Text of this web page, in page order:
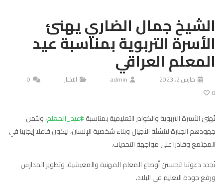
الشيخ جمال الضاري يهنئ
الأسرة التربوية بمناسبة عيد
المعلم العراقي
مارس 2, 2023 admin الاخبار
0
0
نُهنئ الأسرة التربوية والكوادر التعليمية بمناسبة#عيد_المعلم، ونثمن
جهودهم الجبارة لتنشئة الأجيال وبناء شخصية الإنسان، ليكون فاعلا إيجابيا في
المجتمع وقادرا على مواجهة التحديات.
نُجدد دعوتنا لتحسين أوضاع المعلم المهنية والمعيشية، وتطوير المدارس
ورفع جودة التعليم في البلاد.